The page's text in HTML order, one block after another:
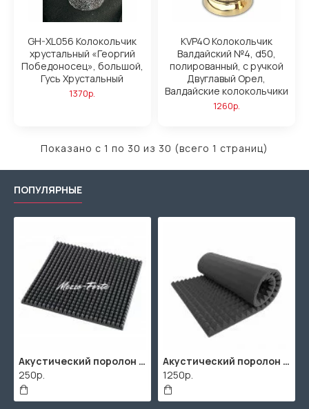
GH-XL056 Колокольчик
хрустальный «Георгий
Победоносец», большой,
Гусь Хрустальный
1370р.
KVP4O Колокольчик
Валдайский №4, d50,
полированный, с ручкой
Двуглавый Орел,
Валдайские колокольчики
1260р.
Показано с 1 по 30 из 30 (всего 1 страниц)
ПОПУЛЯРНЫЕ
Акустический поролон "Пирамида" / 2000х1000мм
ППУ "Листовой" (2000х1000мм)